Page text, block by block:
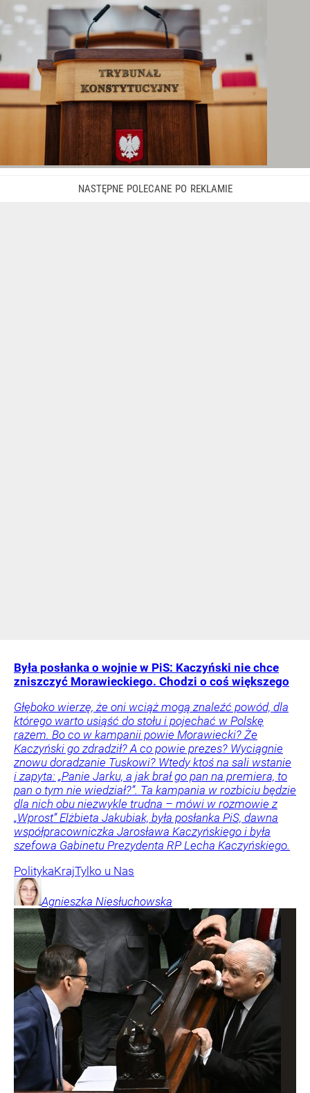
Była posłanka o wojnie w PiS: Kaczyński nie chce
zniszczyć Morawieckiego. Chodzi o coś większego
Głęboko wierzę, że oni wciąż mogą znaleźć powód, dla
którego warto usiąść do stołu i pojechać w Polskę
razem. Bo co w kampanii powie Morawiecki? Że
Kaczyński go zdradził? A co powie prezes? Wyciągnie
znowu doradzanie Tuskowi? Wtedy ktoś na sali wstanie
i zapyta: „Panie Jarku, a jak brał go pan na premiera, to
pan o tym nie wiedział?”. Ta kampania w rozbiciu będzie
dla nich obu niezwykle trudna – mówi w rozmowie z
„Wprost” Elżbieta Jakubiak, była posłanka PiS, dawna
współpracowniczka Jarosława Kaczyńskiego i była
szefowa Gabinetu Prezydenta RP Lecha Kaczyńskiego.
PolitykaKrajTylko u Nas
Agnieszka Niesłuchowska